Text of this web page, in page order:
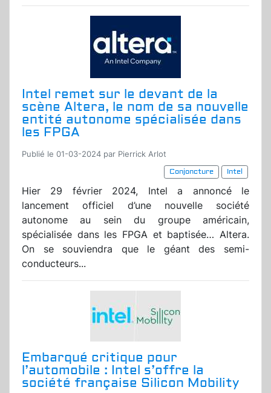
Intel remet sur le devant de la
scène Altera, le nom de sa nouvelle
entité autonome spécialisée dans
les FPGA
Publié le 01-03-2024 par Pierrick Arlot
Conjoncture
Intel
Hier 29 février 2024, Intel a annoncé le
lancement officiel d’une nouvelle société
autonome au sein du groupe américain,
spécialisée dans les FPGA et baptisée… Altera.
On se souviendra que le géant des semi-
conducteurs...
Embarqué critique pour
l’automobile : Intel s’offre la
société française Silicon Mobility